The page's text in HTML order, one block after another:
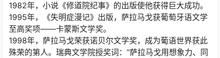
1982年，小说《修道院纪事》的出版使他获得巨大成功。
1995年，《失明症漫记》出版，萨拉马戈获葡萄牙语文学
至高奖项——卡蒙斯文学奖。
1998年，萨拉马戈荣获诺贝尔文学奖，成为葡语世界获此
殊荣的第人。瑞典文学院授奖词：“萨拉马戈用想象力、同